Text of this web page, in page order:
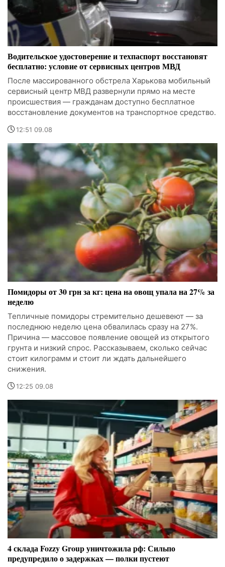
Водительское удостоверение и техпаспорт восстановят
бесплатно: условие от сервисных центров МВД
После массированного обстрела Харькова мобильный
сервисный центр МВД развернули прямо на месте
происшествия — гражданам доступно бесплатное
восстановление документов на транспортное средство.
12:51 09.08
Помидоры от 30 грн за кг: цена на овощ упала на 27% за
неделю
Тепличные помидоры стремительно дешевеют — за
последнюю неделю цена обвалилась сразу на 27%.
Причина — массовое появление овощей из открытого
грунта и низкий спрос. Рассказываем, сколько сейчас
стоит килограмм и стоит ли ждать дальнейшего
снижения.
12:25 09.08
4 склада Fozzy Group уничтожила рф: Сильпо
предупредило о задержках — полки пустеют